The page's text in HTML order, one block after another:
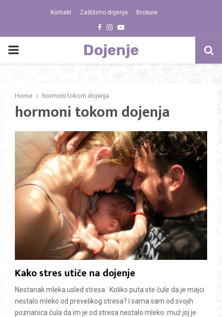
Kontakt Zaštitimo dojenje Brošure
Facebook
Instagram
Youtube
PRIMARY
Dojenje
Home hormoni tokom dojenja
hormoni tokom dojenja
Kako stres utiče na dojenje
Nestanak mleka usled stresa Koliko puta ste čule da je majci
nestalo mleko od prevelikog stresa? I sama sam od svojih
poznanica čula da im je od stresa nestalo mleko: muž joj je